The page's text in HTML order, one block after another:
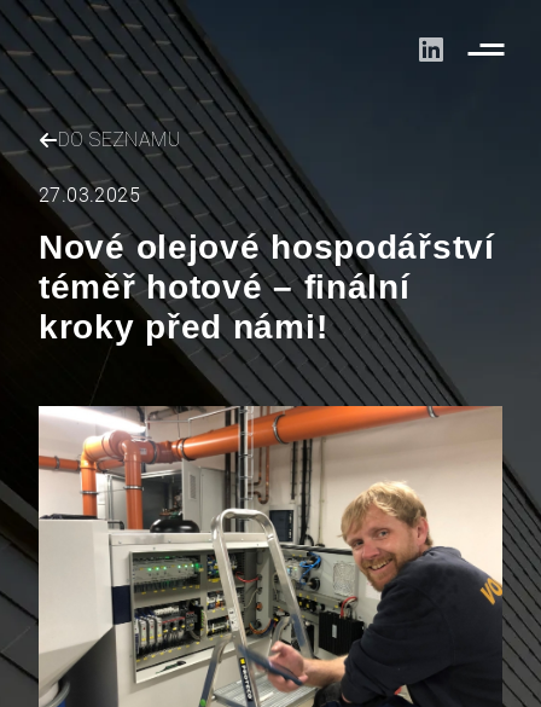
DO SEZNAMU
27.03.2025
Nové olejové hospodářství
téměř hotové – finální
kroky před námi!